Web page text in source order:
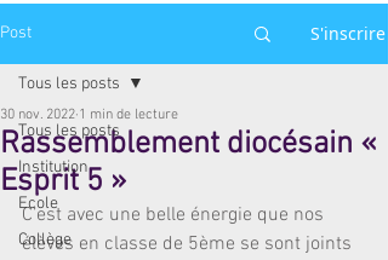
Post S'inscrire
Tous les posts
Institution
Ecole
Collège
Tous les posts
Rassemblement diocésain «
Esprit 5 »
30 nov. 2022 1 min de lecture
C’est avec une belle énergie que nos
élèves en classe de 5ème se sont joints